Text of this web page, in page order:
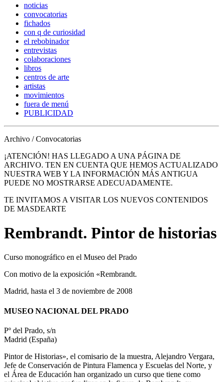
noticias
convocatorias
fichados
con q de curiosidad
el rebobinador
entrevistas
colaboraciones
libros
centros de arte
artistas
movimientos
fuera de menú
PUBLICIDAD
Archivo / Convocatorias
¡ATENCIÓN! HAS LLEGADO A UNA PÁGINA DE
ARCHIVO. TEN EN CUENTA QUE HEMOS ACTUALIZADO
NUESTRA WEB Y LA INFORMACIÓN MÁS ANTIGUA
PUEDE NO MOSTRARSE ADECUADAMENTE.
TE INVITAMOS A VISITAR LOS NUEVOS CONTENIDOS
DE MASDEARTE
Rembrandt. Pintor de historias
Curso monográfico en el Museo del Prado
Con motivo de la exposición «Rembrandt.
Madrid, hasta el 3 de noviembre de 2008
MUSEO NACIONAL DEL PRADO
Pº del Prado, s/n
Madrid (España)
Pintor de Historias», el comisario de la muestra, Alejandro Vergara,
Jefe de Conservación de Pintura Flamenca y Escuelas del Norte, y
el Área de Educación han organizado un curso que tiene como